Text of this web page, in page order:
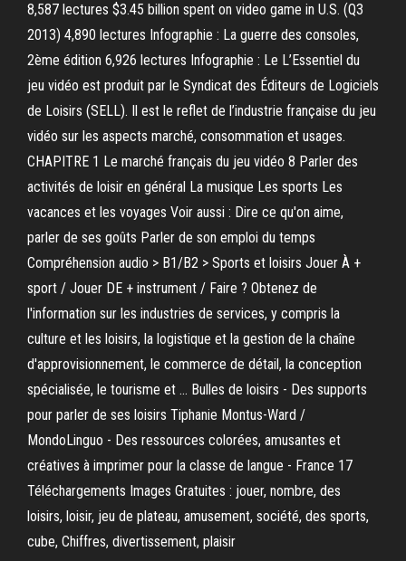
8,587 lectures $3.45 billion spent on video game in U.S. (Q3
2013) 4,890 lectures Infographie : La guerre des consoles,
2ème édition 6,926 lectures Infographie : Le L’Essentiel du
jeu vidéo est produit par le Syndicat des Éditeurs de Logiciels
de Loisirs (SELL). Il est le reflet de l’industrie française du jeu
vidéo sur les aspects marché, consommation et usages.
CHAPITRE 1 Le marché français du jeu vidéo 8 Parler des
activités de loisir en général La musique Les sports Les
vacances et les voyages Voir aussi : Dire ce qu'on aime,
parler de ses goûts Parler de son emploi du temps
Compréhension audio > B1/B2 > Sports et loisirs Jouer À +
sport / Jouer DE + instrument / Faire ? Obtenez de
l'information sur les industries de services, y compris la
culture et les loisirs, la logistique et la gestion de la chaîne
d'approvisionnement, le commerce de détail, la conception
spécialisée, le tourisme et … Bulles de loisirs - Des supports
pour parler de ses loisirs Tiphanie Montus-Ward /
MondoLinguo - Des ressources colorées, amusantes et
créatives à imprimer pour la classe de langue - France 17
Téléchargements Images Gratuites : jouer, nombre, des
loisirs, loisir, jeu de plateau, amusement, société, des sports,
cube, Chiffres, divertissement, plaisir